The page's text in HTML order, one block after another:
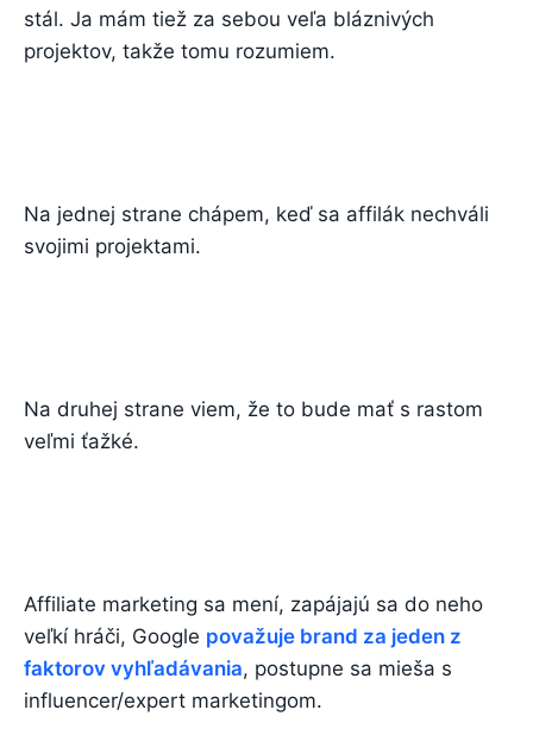
stál. Ja mám tiež za sebou veľa bláznivých
projektov, takže tomu rozumiem.
Na jednej strane chápem, keď sa affilák nechváli
svojimi projektami.
Na druhej strane viem, že to bude mať s rastom
veľmi ťažké.
Affiliate marketing sa mení, zapájajú sa do neho
veľkí hráči, Google považuje brand za jeden z
faktorov vyhľadávania, postupne sa mieša s
influencer/expert marketingom.